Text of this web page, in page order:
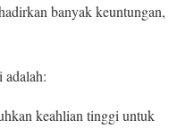
banyak keuntungan,
adalah:
keahlian tinggi untuk